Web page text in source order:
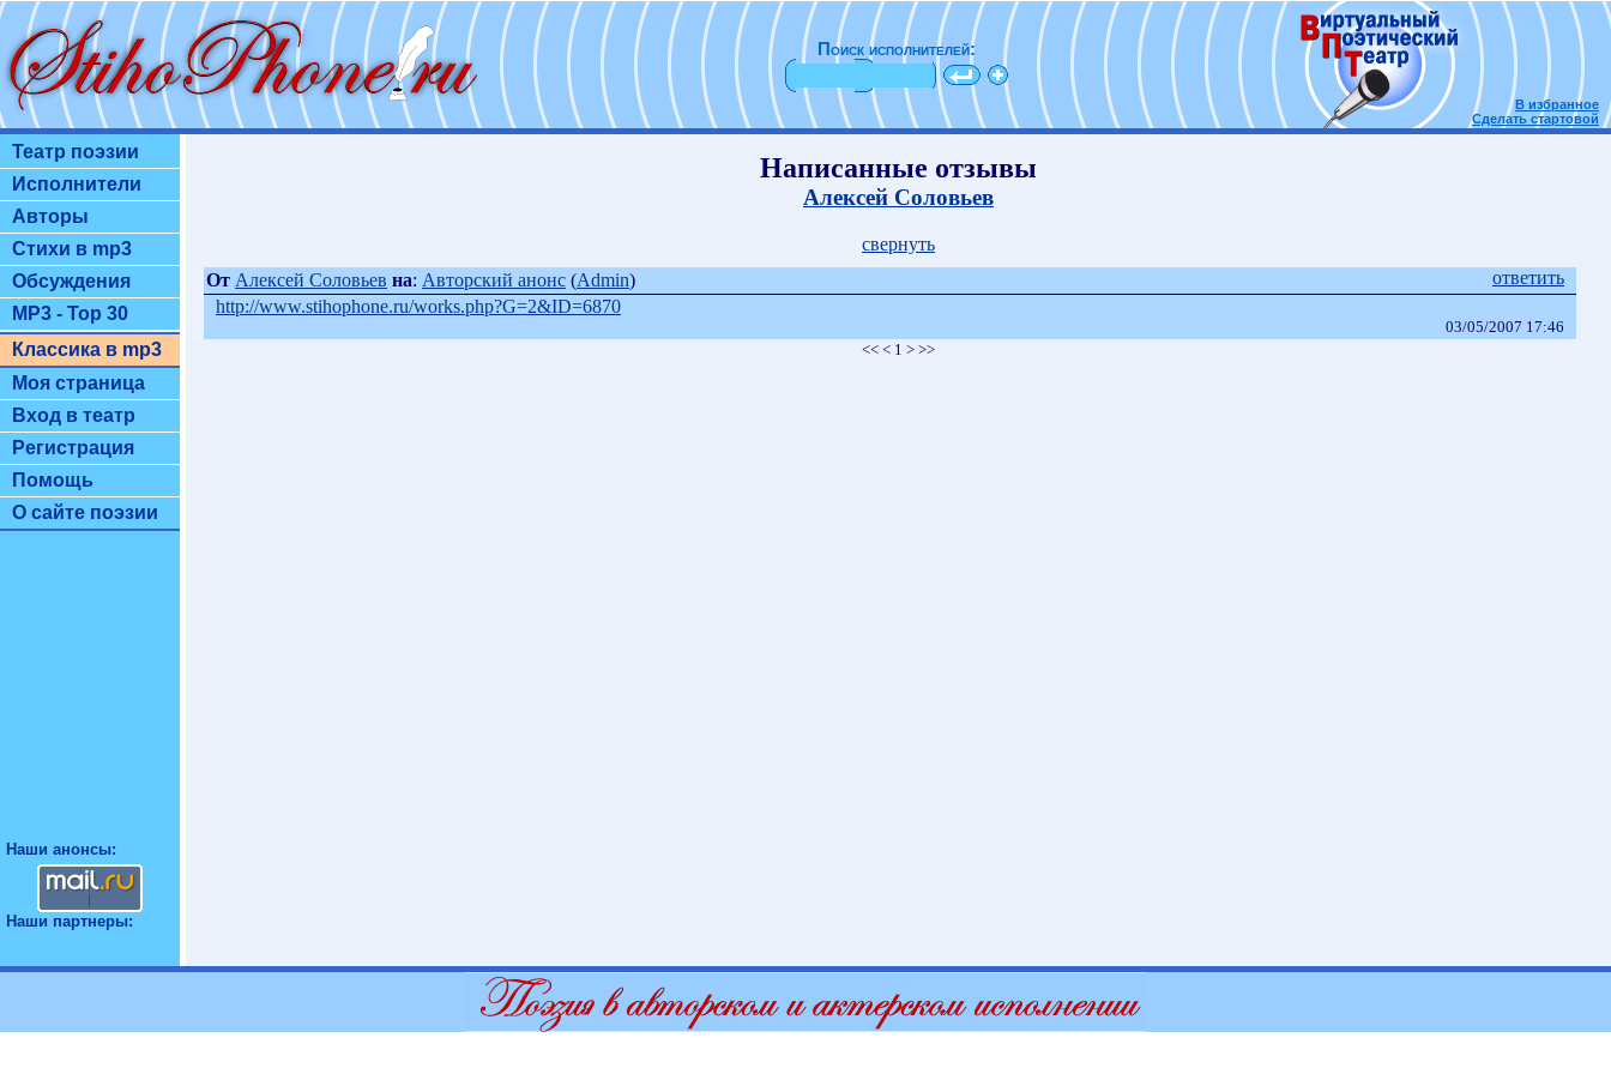
Поиск исполнителей:
В избранное
Сделать стартовой
Театр поэзии
Исполнители
Авторы
Стихи в mp3
Обсуждения
MP3 - Top 30
Классика в mp3
Моя страница
Вход в театр
Регистрация
Помощь
О сайте поэзии
Наши анонсы:
Наши партнеры:
Написанные отзывы
Алексей Соловьев
свернуть
От Алексей Соловьев на: Авторский анонс (Admin)
ответить
http://www.stihophone.ru/works.php?G=2&ID=6870
03/05/2007 17:46
<< < 1 > >>